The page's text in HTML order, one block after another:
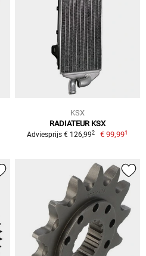
KSX
RADIATEUR KSX
Adviesprijs € 126,992 € 99,991